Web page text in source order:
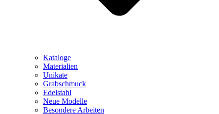
Kataloge
Materialien
Unikate
Grabschmuck
Edelstahl
Neue Modelle
Besondere Arbeiten